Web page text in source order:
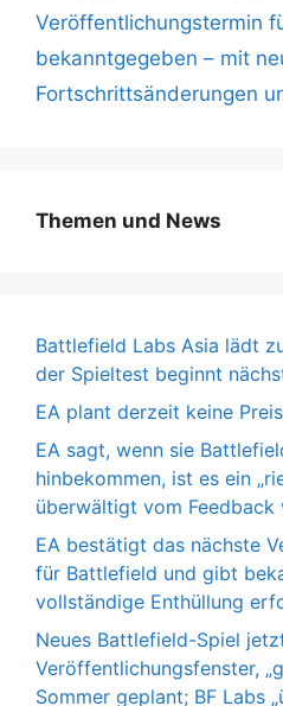
Veröffentlichungstermin
bekanntgegeben – mit
Fortschrittsänderungen
Themen und News
Battlefield Labs Asia lädt
der Spieltest beginnt
EA plant derzeit keine
EA sagt, wenn sie
hinbekommen, ist es ein
überwältigt vom Feedback
EA bestätigt das nächste
für Battlefield und gibt
vollständige Enthüllung
Neues Battlefield-Spiel
Veröffentlichungsfenster,
Sommer geplant; BF Labs